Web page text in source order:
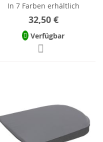
In 7 Farben erhältlich
32,50 €
Verfügbar